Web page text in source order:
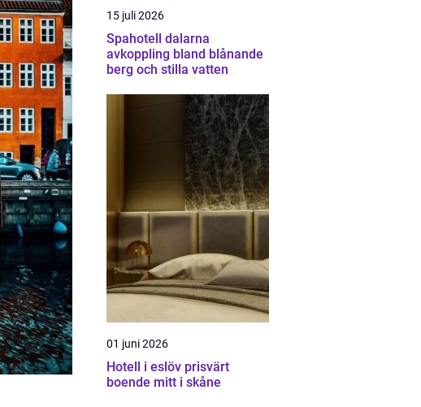
15 juli 2026
Spahotell dalarna
avkoppling bland blånande
berg och stilla vatten
01 juni 2026
Hotell i eslöv prisvärt
boende mitt i skåne